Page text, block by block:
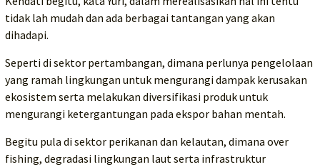
tidak lah mudah dan ada berbagai tantangan yang akan
dihadapi.
Seperti di sektor pertambangan, dimana perlunya pengelolaan
yang ramah lingkungan untuk mengurangi dampak kerusakan
ekosistem serta melakukan diversifikasi produk untuk
mengurangi ketergantungan pada ekspor bahan mentah.
Begitu pula di sektor perikanan dan kelautan, dimana over
fishing, degradasi lingkungan laut serta infrastruktur